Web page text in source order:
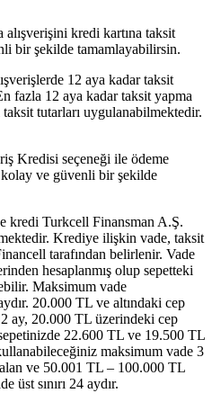
kredi kartına taksit
bir şekilde tamamlayabilirsin.
12 aya kadar taksit
fazla 12 aya kadar taksit yapma
taksit tutarları uygulanabilmektedir.
Kredisi seçeneği ile ödeme
kolay ve güvenli bir şekilde
kredi Turkcell Finansman A.Ş.
Krediye ilişkin vade, taksit
tarafından belirlenir. Vade
hesaplanmış olup sepetteki
Maksimum vade
20.000 TL ve altındaki cep
ay, 20.000 TL üzerindeki cep
22.600 TL ve 19.500 TL
maksimum vade 3
ve 50.001 TL – 100.000 TL
üst sınırı 24 aydır.